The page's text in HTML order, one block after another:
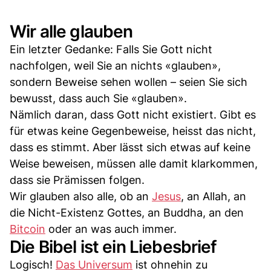
Wir alle glauben
Ein letzter Gedanke: Falls Sie Gott nicht
nachfolgen, weil Sie an nichts «glauben»,
sondern Beweise sehen wollen – seien Sie sich
bewusst, dass auch Sie «glauben».
Nämlich daran, dass Gott nicht existiert. Gibt es
für etwas keine Gegenbeweise, heisst das nicht,
dass es stimmt. Aber lässt sich etwas auf keine
Weise beweisen, müssen alle damit klarkommen,
dass sie Prämissen folgen.
Wir glauben also alle, ob an Jesus, an Allah, an
die Nicht-Existenz Gottes, an Buddha, an den
Bitcoin oder an was auch immer.
Die Bibel ist ein Liebesbrief
Logisch! Das Universum ist ohnehin zu